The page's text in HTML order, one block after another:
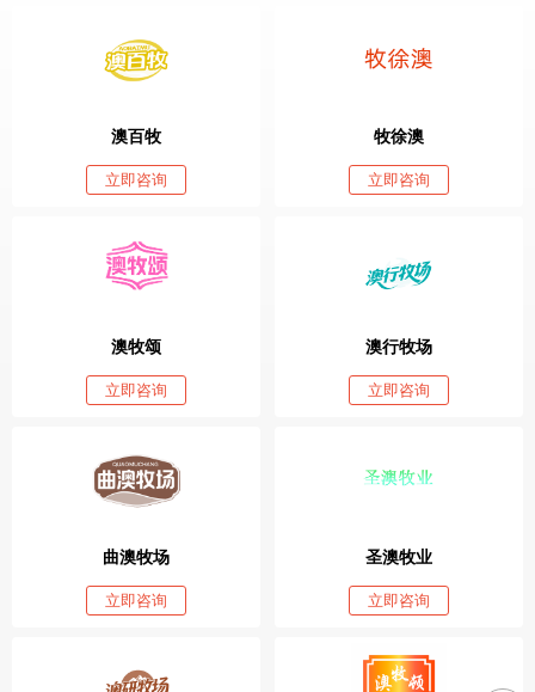
澳百牧
立即咨询
牧徐澳
立即咨询
澳牧颂
立即咨询
澳行牧场
立即咨询
曲澳牧场
立即咨询
圣澳牧业
立即咨询